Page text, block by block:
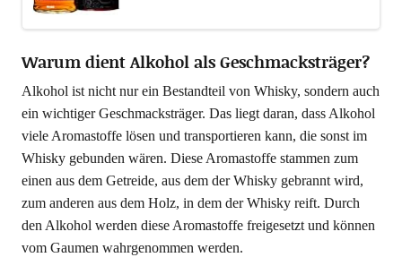
Warum dient Alkohol als Geschmacksträger?
Alko­hol ist nicht nur ein Bestand­teil von Whis­ky, son­dern auch
ein wich­ti­ger Geschmacks­trä­ger. Das liegt dar­an, dass Alko­hol
vie­le Aro­ma­stof­fe lösen und trans­por­tie­ren kann, die sonst im
Whis­ky gebun­den wären. Die­se Aro­ma­stof­fe stam­men zum
einen aus dem Getrei­de, aus dem der Whis­ky gebrannt wird,
zum ande­ren aus dem Holz, in dem der Whis­ky reift. Durch
den Alko­hol wer­den die­se Aro­ma­stof­fe frei­ge­setzt und kön­nen
vom Gau­men wahr­ge­nom­men werden.